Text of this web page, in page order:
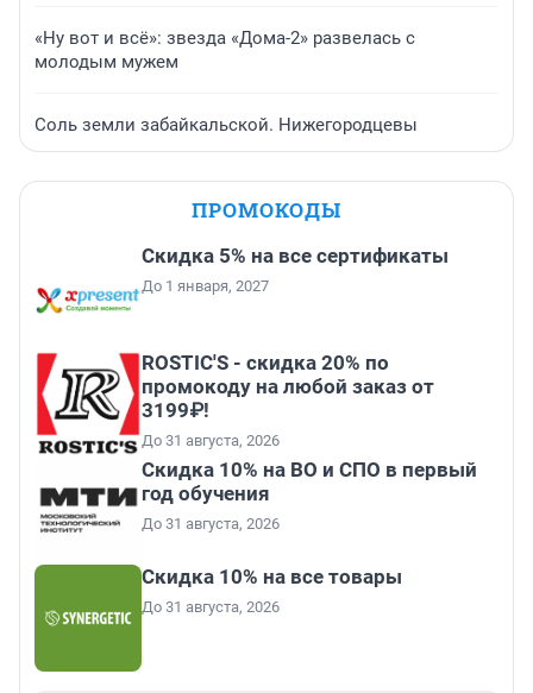
«Ну вот и всё»: звезда «Дома-2» развелась с
молодым мужем
Соль земли забайкальской. Нижегородцевы
ПРОМОКОДЫ
Скидка 5% на все сертификаты
До 1 января, 2027
ROSTIC'S - скидка 20% по
промокоду на любой заказ от
3199₽!
До 31 августа, 2026
Скидка 10% на ВО и СПО в первый
год обучения
До 31 августа, 2026
Скидка 10% на все товары
До 31 августа, 2026